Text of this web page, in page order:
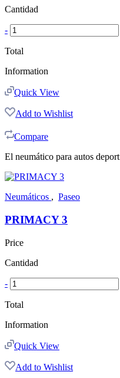
Cantidad
-
Total
Information
Quick View
Add to Wishlist
Compare
El neumático para autos
Neumáticos , Paseo
PRIMACY 3
Price
Cantidad
-
Total
Information
Quick View
Add to Wishlist